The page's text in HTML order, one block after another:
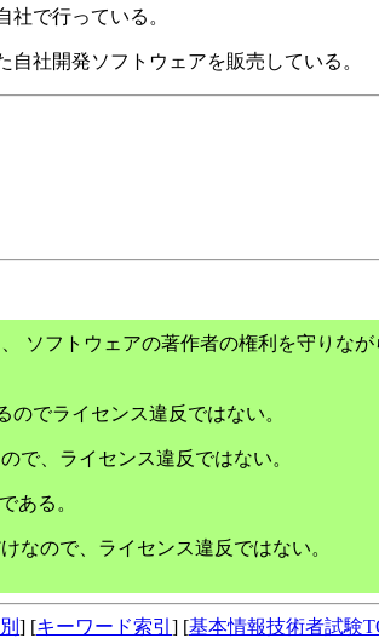
社で行っている。
自社開発ソフトウェアを販売している。
ソフトウェアの著作者の権利を守りなが
でライセンス違反ではない。
で、ライセンス違反ではない。
ある。
なので、ライセンス違反ではない。
] [キーワード索引 ] [基本情報技術者試験